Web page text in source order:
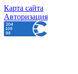
Карта сайта
Авторизация